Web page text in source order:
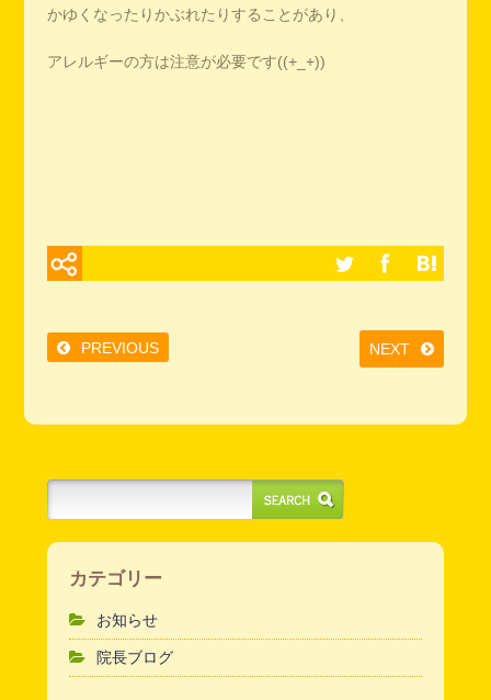
かゆくなったりかぶれたりすることがあり、
アレルギーの方は注意が必要です((+_+))
PREVIOUS NEXT
カテゴリー
お知らせ
院長ブログ